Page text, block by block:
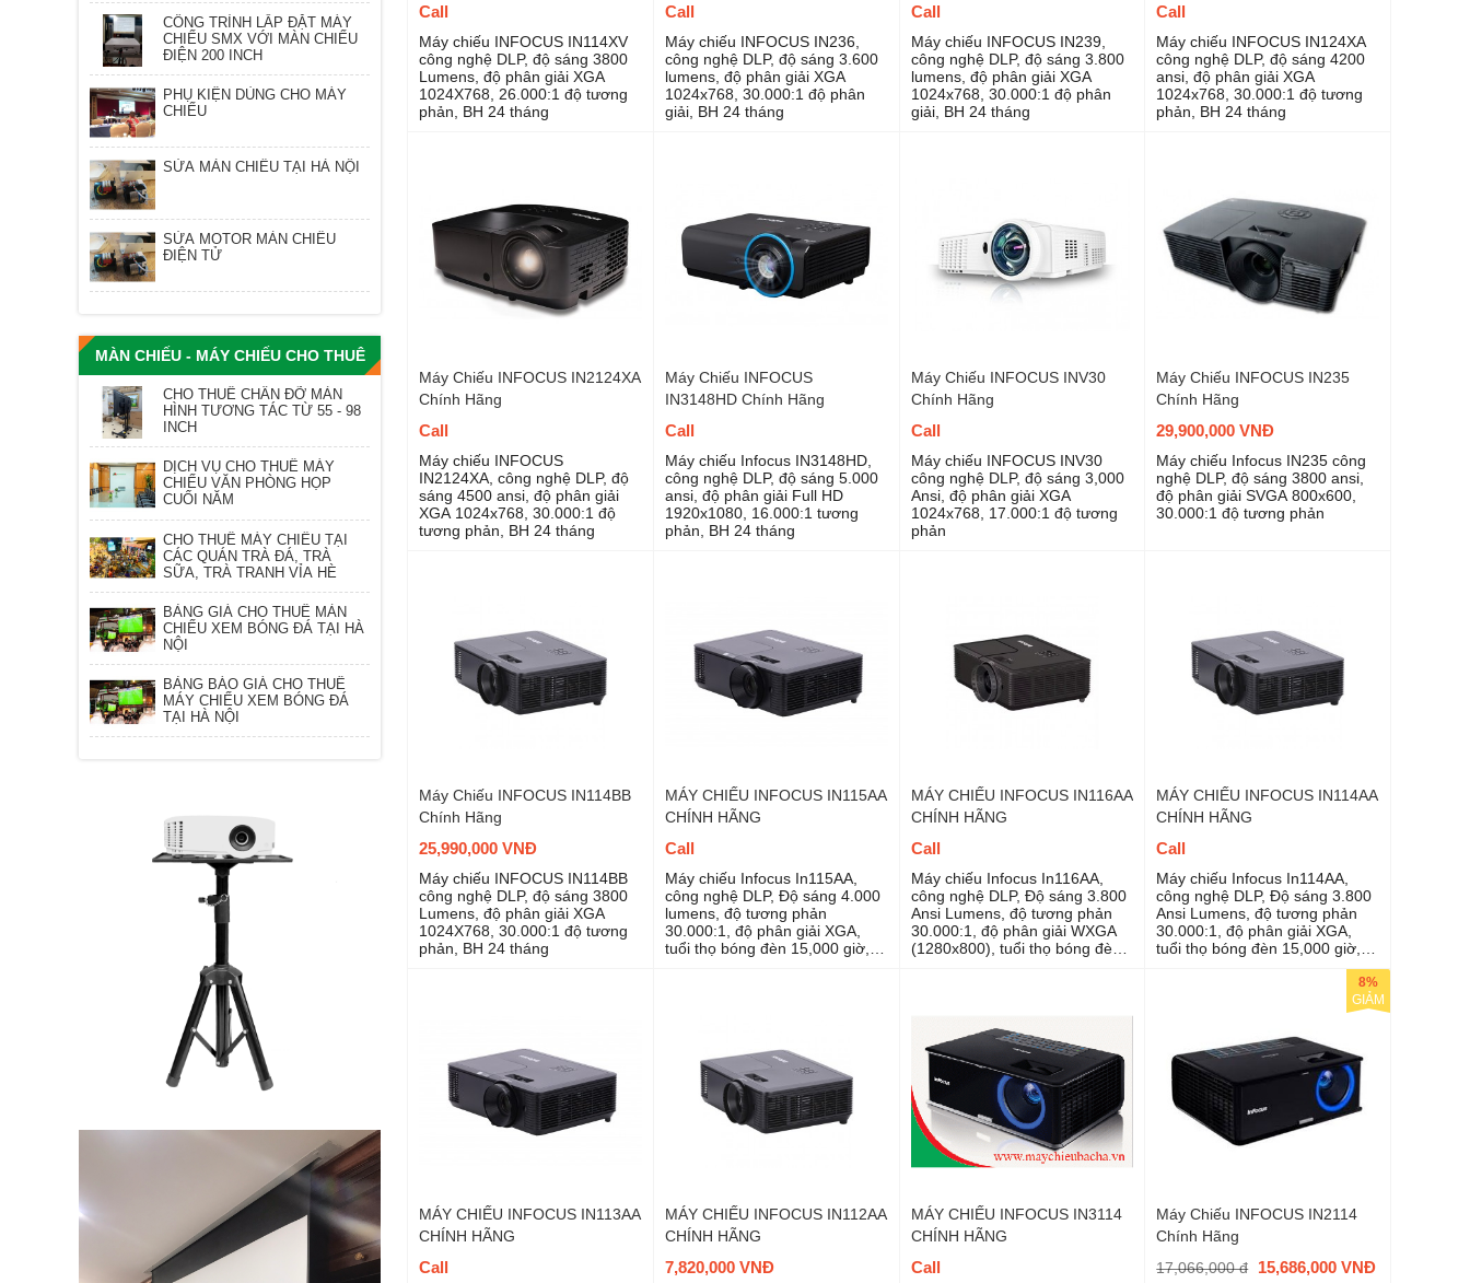
CÔNG TRÌNH LẮP ĐẶT MÁY
CHIẾU SMX VỚI MÀN CHIẾU
ĐIỆN 200 INCH
PHỤ KIỆN DÙNG CHO MÁY
CHIẾU
SỬA MÀN CHIẾU TẠI HÀ NỘI
SỬA MOTOR MÀN CHIẾU
ĐIỆN TỬ
MÀN CHIẾU - MÁY CHIẾU CHO THUÊ
CHO THUÊ CHÂN ĐỠ MÀN
HÌNH TƯƠNG TÁC TỪ 55 - 98
INCH
DỊCH VỤ CHO THUÊ MÁY
CHIẾU VĂN PHÒNG HỌP
CUỐI NĂM
CHO THUÊ MÁY CHIẾU TẠI
CÁC QUÁN TRÀ ĐÁ, TRÀ
SỮA, TRÀ TRANH VỈA HÈ
BẢNG GIÁ CHO THUÊ MÀN
CHIẾU XEM BÓNG ĐÁ TẠI HÀ
NỘI
BẢNG BÁO GIÁ CHO THUÊ
MÁY CHIẾU XEM BÓNG ĐÁ
TẠI HÀ NỘI
Call
Máy chiếu INFOCUS IN114XV
công nghệ DLP, độ sáng 3800
Lumens, độ phân giải XGA
1024X768, 26.000:1 độ tương
phản, BH 24 tháng
Call
Máy chiếu INFOCUS IN236,
công nghệ DLP, độ sáng 3.600
lumens, độ phân giải XGA
1024x768, 30.000:1 độ phân
giải, BH 24 tháng
Call
Máy chiếu INFOCUS IN239,
công nghệ DLP, độ sáng 3.800
lumens, độ phân giải XGA
1024x768, 30.000:1 độ phân
giải, BH 24 tháng
Call
Máy chiếu INFOCUS IN124XA
công nghệ DLP, độ sáng 4200
ansi, độ phân giải XGA
1024x768, 30.000:1 độ tương
phản, BH 24 tháng
Máy Chiếu INFOCUS IN2124XA
Chính Hãng
Call
Máy chiếu INFOCUS
IN2124XA, công nghệ DLP, độ
sáng 4500 ansi, độ phân giải
XGA 1024x768, 30.000:1 độ
tương phản, BH 24 tháng
Máy Chiếu INFOCUS
IN3148HD Chính Hãng
Call
Máy chiếu Infocus IN3148HD,
công nghệ DLP, độ sáng 5.000
ansi, độ phân giải Full HD
1920x1080, 16.000:1 tương
phản, BH 24 tháng
Máy Chiếu INFOCUS INV30
Chính Hãng
Call
Máy chiếu INFOCUS INV30
công nghệ DLP, độ sáng 3,000
Ansi, độ phân giải XGA
1024x768, 17.000:1 độ tương
phản
Máy Chiếu INFOCUS IN235
Chính Hãng
29,900,000 VNĐ
Máy chiếu Infocus IN235 công
nghệ DLP, độ sáng 3800 ansi,
độ phân giải SVGA 800x600,
30.000:1 độ tương phản
Máy Chiếu INFOCUS IN114BB
Chính Hãng
25,990,000 VNĐ
Máy chiếu INFOCUS IN114BB
công nghệ DLP, độ sáng 3800
Lumens, độ phân giải XGA
1024X768, 30.000:1 độ tương
phản, BH 24 tháng
MÁY CHIẾU INFOCUS IN115AA
CHÍNH HÃNG
Call
Máy chiếu Infocus In115AA,
công nghệ DLP, Độ sáng 4.000
lumens, độ tương phản
30.000:1, độ phân giải XGA,
tuổi thọ bóng đèn 15,000 giờ,
MÁY CHIẾU INFOCUS IN116AA
CHÍNH HÃNG
Call
Máy chiếu Infocus In116AA,
công nghệ DLP, Độ sáng 3.800
Ansi Lumens, độ tương phản
30.000:1, độ phân giải WXGA
(1280x800), tuổi thọ bóng đèn
MÁY CHIẾU INFOCUS IN114AA
CHÍNH HÃNG
Call
Máy chiếu Infocus In114AA,
công nghệ DLP, Độ sáng 3.800
Ansi Lumens, độ tương phản
30.000:1, độ phân giải XGA,
tuổi thọ bóng đèn 15,000 giờ,
máy chiếu lý tường dùng văn
MÁY CHIẾU INFOCUS IN113AA
CHÍNH HÃNG
Call
MÁY CHIẾU INFOCUS IN112AA
CHÍNH HÃNG
7,820,000 VNĐ
MÁY CHIẾU INFOCUS IN3114
CHÍNH HÃNG
Call
Máy Chiếu INFOCUS IN2114
Chính Hãng
17,066,000 đ
15,686,000 VNĐ
8%
GIẢM